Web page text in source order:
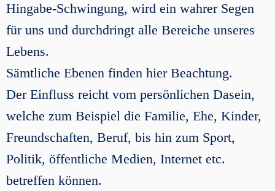
Hingabe-Schwingung, wird ein wahrer Segen
für uns und durchdringt alle Bereiche unseres
Lebens.
Sämtliche Ebenen finden hier Beachtung.
Der Einfluss reicht vom persönlichen Dasein,
welche zum Beispiel die Familie, Ehe, Kinder,
Freundschaften, Beruf, bis hin zum Sport,
Politik, öffentliche Medien, Internet etc.
betreffen können.